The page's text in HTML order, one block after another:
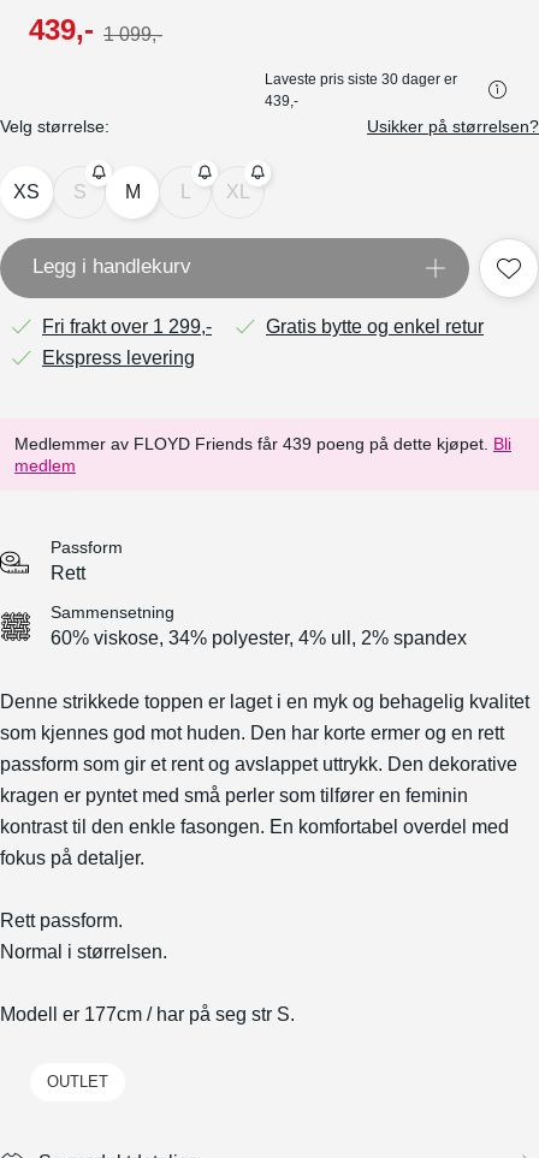
439,- 1 099,-
Laveste pris siste 30 dager er
439,-
Velg størrelse: Usikker på størrelsen?
XS S M XL
Legg i handlekurv
Fri frakt over 1 299,-
Gratis bytte og enkel retur
Ekspress levering
Medlemmer av FLOYD Friends får 439 poeng på dette kjøpet. Bli
medlem
Passform
Rett
Sammensetning
60% viskose, 34% polyester, 4% ull, 2% spandex
Denne strikkede toppen er laget i en myk og behagelig kvalitet
som kjennes god mot huden. Den har korte ermer og en rett
passform som gir et rent og avslappet uttrykk. Den dekorative
kragen er pyntet med små perler som tilfører en feminin
kontrast til den enkle fasongen. En komfortabel overdel med
fokus på detaljer.
Rett passform.
Normal i størrelsen.
Modell er 177cm / har på seg str S.
OUTLET